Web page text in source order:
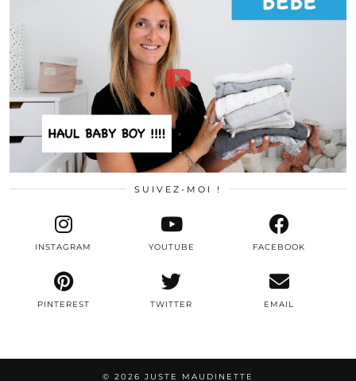
SUIVEZ-MOI !
TWITTER
INSTAGRAM FACEBOOK
PINTEREST
YOUTUBE
EMAIL
© 2026 JUSTE MAUDINETTE